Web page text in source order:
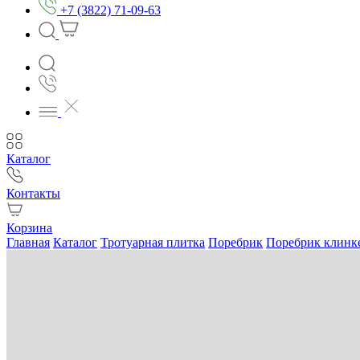
+7 (3822) 71-09-63
Каталог
Контакты
Корзина
Главная Каталог Тротуарная плитка Поребрик Поребрик